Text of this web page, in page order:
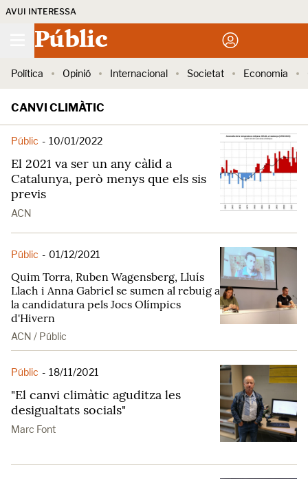
AVUI INTERESSA
Públic
Política Opinió Internacional Societat Economia
CANVI CLIMÀTIC
Públic - 10/01/2022
El 2021 va ser un any càlid a
Catalunya, però menys que els sis
previs
ACN
Públic - 01/12/2021
Quim Torra, Ruben Wagensberg, Lluís
Llach i Anna Gabriel se sumen al rebuig a
la candidatura pels Jocs Olímpics
d'Hivern
ACN / Públic
Públic - 18/11/2021
"El canvi climàtic aguditza les
desigualtats socials"
Marc Font